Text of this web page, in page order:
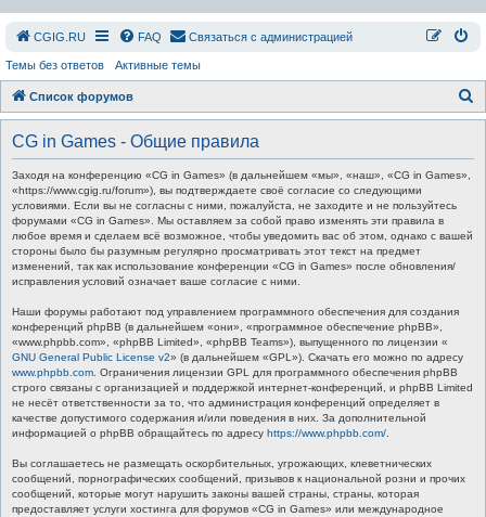
СGIG.RU FAQ Связаться с администрацией
Темы без ответов Активные темы
Список форумов
о
CG in Games - Общие правила
Заходя на конференцию «CG in Games» (в дальнейшем «мы», «наш», «CG in Games»,
«https://www.cgig.ru/forum»), вы подтверждаете своё согласие со следующими
условиями. Если вы не согласны с ними, пожалуйста, не заходите и не пользуйтесь
форумами «CG in Games». Мы оставляем за собой право изменять эти правила в
любое время и сделаем всё возможное, чтобы уведомить вас об этом, однако с вашей
стороны было бы разумным регулярно просматривать этот текст на предмет
изменений, так как использование конференции «CG in Games» после обновления/
исправления условий означает ваше согласие с ними.
Наши форумы работают под управлением программного обеспечения для создания
конференций phpBB (в дальнейшем «они», «программное обеспечение phpBB»,
«www.phpbb.com», «phpBB Limited», «phpBB Teams»), выпущенного по лицензии «
GNU General Public License v2» (в дальнейшем «GPL»). Скачать его можно по адресу
www.phpbb.com . Ограничения лицензии GPL для программного обеспечения phpBB
строго связаны с организацией и поддержкой интернет-конференций, и phpBB Limited
не несёт ответственности за то, что администрация конференций определяет в
качестве допустимого содержания и/или поведения в них. За дополнительной
информацией о phpBB обращайтесь по адресу https://www.phpbb.com/
Вы соглашаетесь не размещать оскорбительных, угрожающих, клеветнических
сообщений, порнографических сообщений, призывов к национальной розни и прочих
сообщений, которые могут нарушить законы вашей страны, страны, которая
предоставляет услуги хостинга для форумов «CG in Games» или международное